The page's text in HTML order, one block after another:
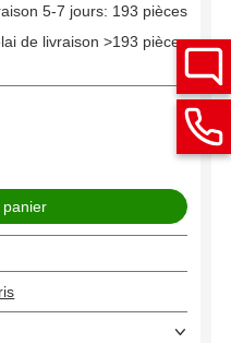
5-7 jours: 193 pièces
de livraison >193 pièces